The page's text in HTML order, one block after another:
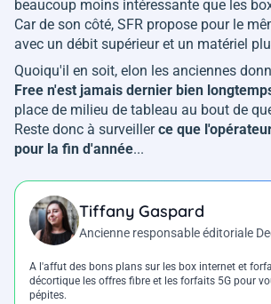
beaucoup moins intéressante que les
Car de son côté, SFR propose pour le
avec un débit supérieur et un matériel
Quoiqu'il en soit, elon les anciennes
Free n'est jamais dernier bien
place de milieu de tableau au bout de
Reste donc à surveillerce que
pour la fin d'année...
Tiffany Gaspard
Ancienne responsable éditoriale
A l'affut des bons plans sur les box internet et
décortique les offres fibre et les forfaits 5G pour
pépites.